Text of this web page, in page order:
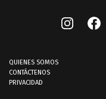
QUIENES SOMOS
CONTÁCTENOS
PRIVACIDAD